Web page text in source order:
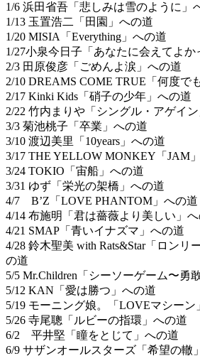
1/6 浜田省吾「悲しみは雪のように」
1/13 玉置浩二「田園」への道
1/20 MISIA「Everything」への道
1/27小泉今日子「あなたに会えてよか
2/3 田原俊彦「ごめんよ涙」への道
2/10 DREAMS COME TRUE「何度で
2/17 Kinki Kids「硝子の少年」への道
2/22 竹内まりや「シングル・アゲイ
3/3 菊池桃子「卒業」への道
3/10 渡辺美里「10years」への道
3/17 THE YELLOW MONKEY「JAM
3/24 TOKIO「宙船」への道
3/31 ゆず「栄光の架橋」への道
4/7 B’Z「LOVE PHANTOM」への道
4/14 布施明「君は薔薇より美しい」
4/21 SMAP「青いイナズマ」への道
4/28 鈴木聖美 with Rats&Star「ロンリ
の道
5/5 Mr.Children「シーソーゲーム〜勇
5/12 KAN「愛は勝つ」への道
5/19 モーニング娘。「LOVEマシーン
5/26 寺尾聰「ルビーの指環」への道
6/2 平井堅「瞳をとじて」への道
6/9 サザンオールスターズ「希望の轍